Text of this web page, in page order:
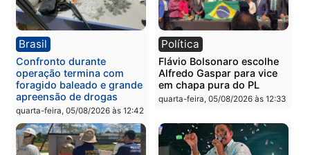
Política
Violência domina o debate
eleitoral e segurança vira
principal arma dos
candidatos ao Governo de
Rondônia
quarta-feira, 05/08/2026 às 12:48
Polícia
O dinheiro do crime: PF
apreende R$ 2 milhões
Porto Velho e expõe
lavagem
quarta-feira, 05/08/2026 às